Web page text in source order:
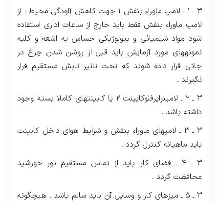
۳ ـ ۱ ـ لامپ ماوراء بنفش ۱ جهت کاهش آلودگی محیط : از
لامپ ماوراء بنفش فقط باید خارج از ساعات اداری استفاده
شود مواد شیمیائی و بیولوژیکی حساس به اشعه و کلیه
نمونه‏های مورد آزمایش باید قبل از روشن شدن چراغ در
جائی قرار داده شوند که تحت تاثیر تابش مستقیم قرار
نگیرند .
۳ ـ ۲ ـ لامینرایرفلوکابینت ۲ یا کابینت‏های کاملا بسته وجود
داشته باشد .
۳ ـ ۳ ـ لامپهای ماوراء بنفش و شرایط هوای داخل کابینت
باید ماهیانه کنترل گردد .
۳ ـ ۴ ـ فضای کار باید از تماس مستقیم نور خورشید
محافظت گردد .
۳ ـ ۵ ـ میزهای کار و وسایل آن باید سالم باشد . هیچگونه